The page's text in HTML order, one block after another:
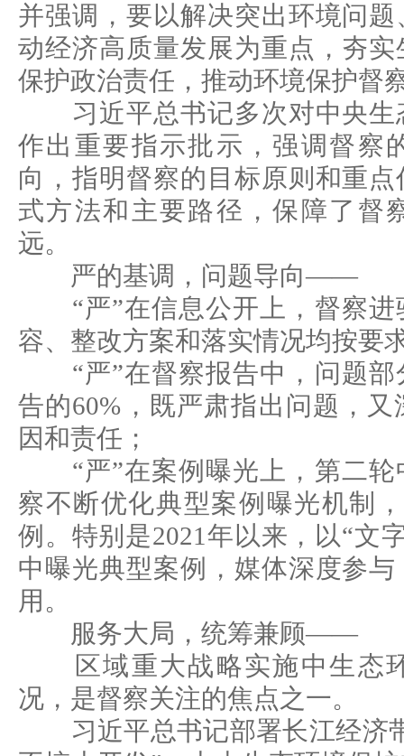
并强调，要以解决突出环境问
动经济高质量发展为重点，夯
保护政治责任，推动环境保护督
习近平总书记多次对中央生
作出重要指示批示，强调督察
向，指明督察的目标原则和重
式方法和主要路径，保障了督
远。
严的基调，问题导向——
“严”在信息公开上，督察进
容、整改方案和落实情况均按要
“严”在督察报告中，问题部
告的60%，既严肃指出问题，
因和责任；
“严”在案例曝光上，第二轮
察不断优化典型案例曝光机制
例。特别是2021年以来，以“文
中曝光典型案例，媒体深度参
用。
服务大局，统筹兼顾——
区域重大战略实施中生态
况，是督察关注的焦点之一。
习近平总书记部署长江经济